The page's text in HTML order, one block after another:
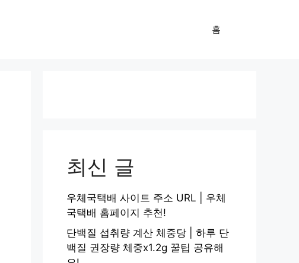
홈
최신 글
우체국택배 사이트 주소 URL | 우체
국택배 홈페이지 추천!
단백질 섭취량 계산 체중당 | 하루 단
백질 권장량 체중x1.2g 꿀팁 공유해